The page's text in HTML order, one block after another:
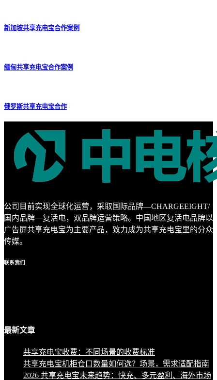
新加坡共享充电宝合作案例
缅甸共享充电宝合作案例
俄罗斯共享充电宝合作
公司目前实现全球化运营，采取国际品牌—CHARGEEIGHT/
国内品牌—复活电，双品牌运营策略。中国地区复活电品牌以
广告屏共享充电宝为主要产品，致力成为共享充电宝里的分众
传媒。
联系我们
最新文章
共享充电宝收费：不同场景的收费标准
共享充电宝机柜仓口数量如何选？场景，需求适配指南
2026 共享充电宝未来趋势：快充、多元盈利、海外市场